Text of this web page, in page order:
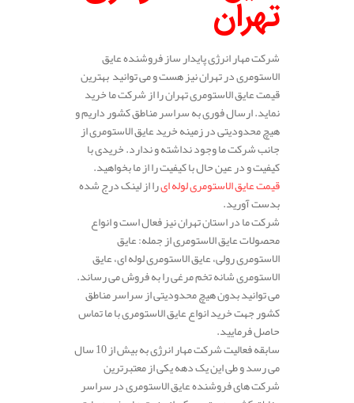
تهران
شرکت مهار انرژی پایدار ساز فروشنده عایق
الاستومری در تهران نیز هست و می توانید بهترین
قیمت عایق الاستومری تهران را از شرکت ما خرید
نماید. ارسال فوری به سراسر مناطق کشور داریم و
هیچ محدودیتی در زمینه خرید عایق الاستومری از
جانب شرکت ما وجود نداشته و ندارد. خریدی با
کیفیت و در عین حال با کیفیت را از ما بخواهید.
قیمت عایق الاستومری لوله ایرا از لینک درج شده
بدست آورید.
شرکت ما در استان تهران نیز فعال است و انواع
محصولات عایق الاستومری از جمله: عایق
الاستومری رولی، عایق الاستومری لوله ای، عایق
الاستومری شانه تخم مرغی را به فروش می رساند.
می توانید بدون هیچ محدودیتی از سراسر مناطق
کشور جهت خرید انواع عایق الاستومری با ما تماس
حاصل فرمایید.
سابقه فعالیت شرکت مهار انرژی به بیش از 10 سال
می رسد و طی این یک دهه یکی از معتبرترین
شرکت های فروشنده عایق الاستومری در سراسر